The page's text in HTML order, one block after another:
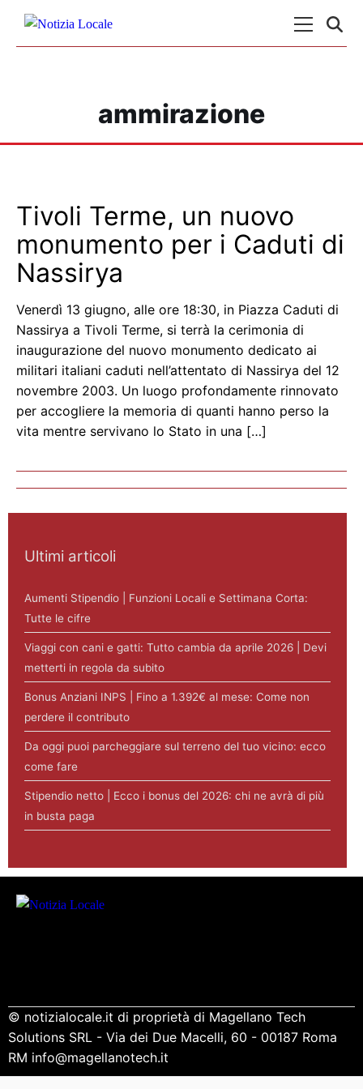
ammirazione
Tivoli Terme, un nuovo
monumento per i Caduti di
Nassirya
Venerdì 13 giugno, alle ore 18:30, in Piazza Caduti di
Nassirya a Tivoli Terme, si terrà la cerimonia di
inaugurazione del nuovo monumento dedicato ai
militari italiani caduti nell’attentato di Nassirya del 12
novembre 2003. Un luogo profondamente rinnovato
per accogliere la memoria di quanti hanno perso la
vita mentre servivano lo Stato in una […]
Ultimi articoli
Aumenti Stipendio | Funzioni Locali e Settimana Corta:
Tutte le cifre
Viaggi con cani e gatti: Tutto cambia da aprile 2026 | Devi
metterti in regola da subito
Bonus Anziani INPS | Fino a 1.392€ al mese: Come non
perdere il contributo
Da oggi puoi parcheggiare sul terreno del tuo vicino: ecco
come fare
Stipendio netto | Ecco i bonus del 2026: chi ne avrà di più
in busta paga
© notizialocale.it di proprietà di Magellano Tech
Solutions SRL - Via dei Due Macelli, 60 - 00187 Roma
RM info@magellanotech.it